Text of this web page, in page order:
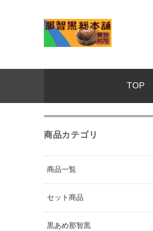
TOP
商品カテゴリ
商品一覧
セット商品
黒あめ那智黒